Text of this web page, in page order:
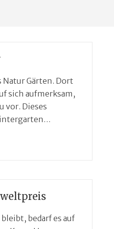
Natur Gärten. Dort
sich aufmerksam,
vor. Dieses
bedarf es auf